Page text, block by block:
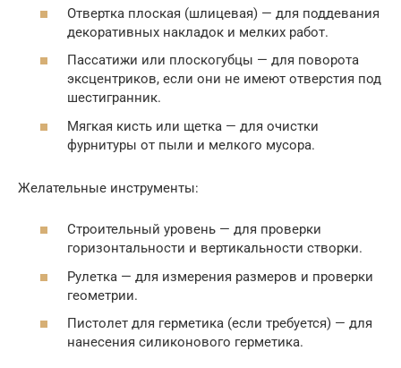
Отвертка плоская (шлицевая) — для поддевания
декоративных накладок и мелких работ.
Пассатижи или плоскогубцы — для поворота
эксцентриков, если они не имеют отверстия под
шестигранник.
Мягкая кисть или щетка — для очистки
фурнитуры от пыли и мелкого мусора.
Желательные инструменты:
Строительный уровень — для проверки
горизонтальности и вертикальности створки.
Рулетка — для измерения размеров и проверки
геометрии.
Пистолет для герметика (если требуется) — для
нанесения силиконового герметика.